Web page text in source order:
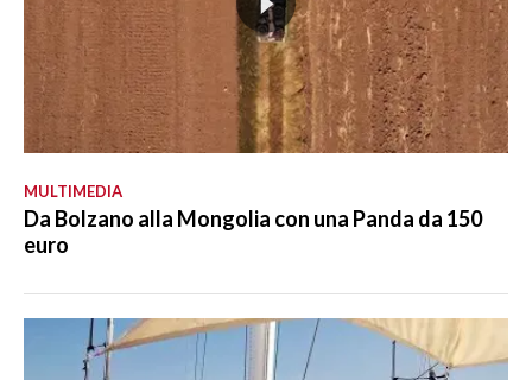
MULTIMEDIA
Da Bolzano alla Mongolia con una Panda da 150
euro